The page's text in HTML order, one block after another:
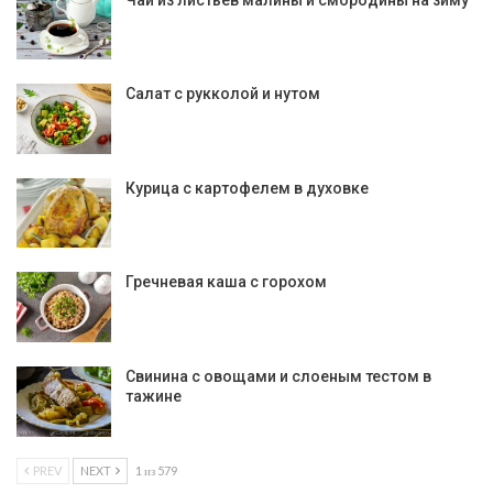
Салат с рукколой и нутом
Курица с картофелем в духовке
Гречневая каша с горохом
Свинина с овощами и слоеным тестом в
тажине
PREV NEXT 1 из 579